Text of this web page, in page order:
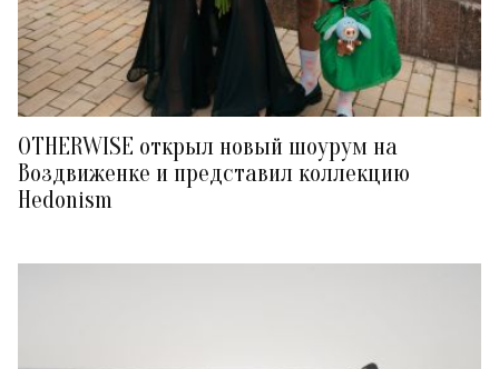
OTHERWISE открыл новый шоурум на
Воздвиженке и представил коллекцию
Hedonism